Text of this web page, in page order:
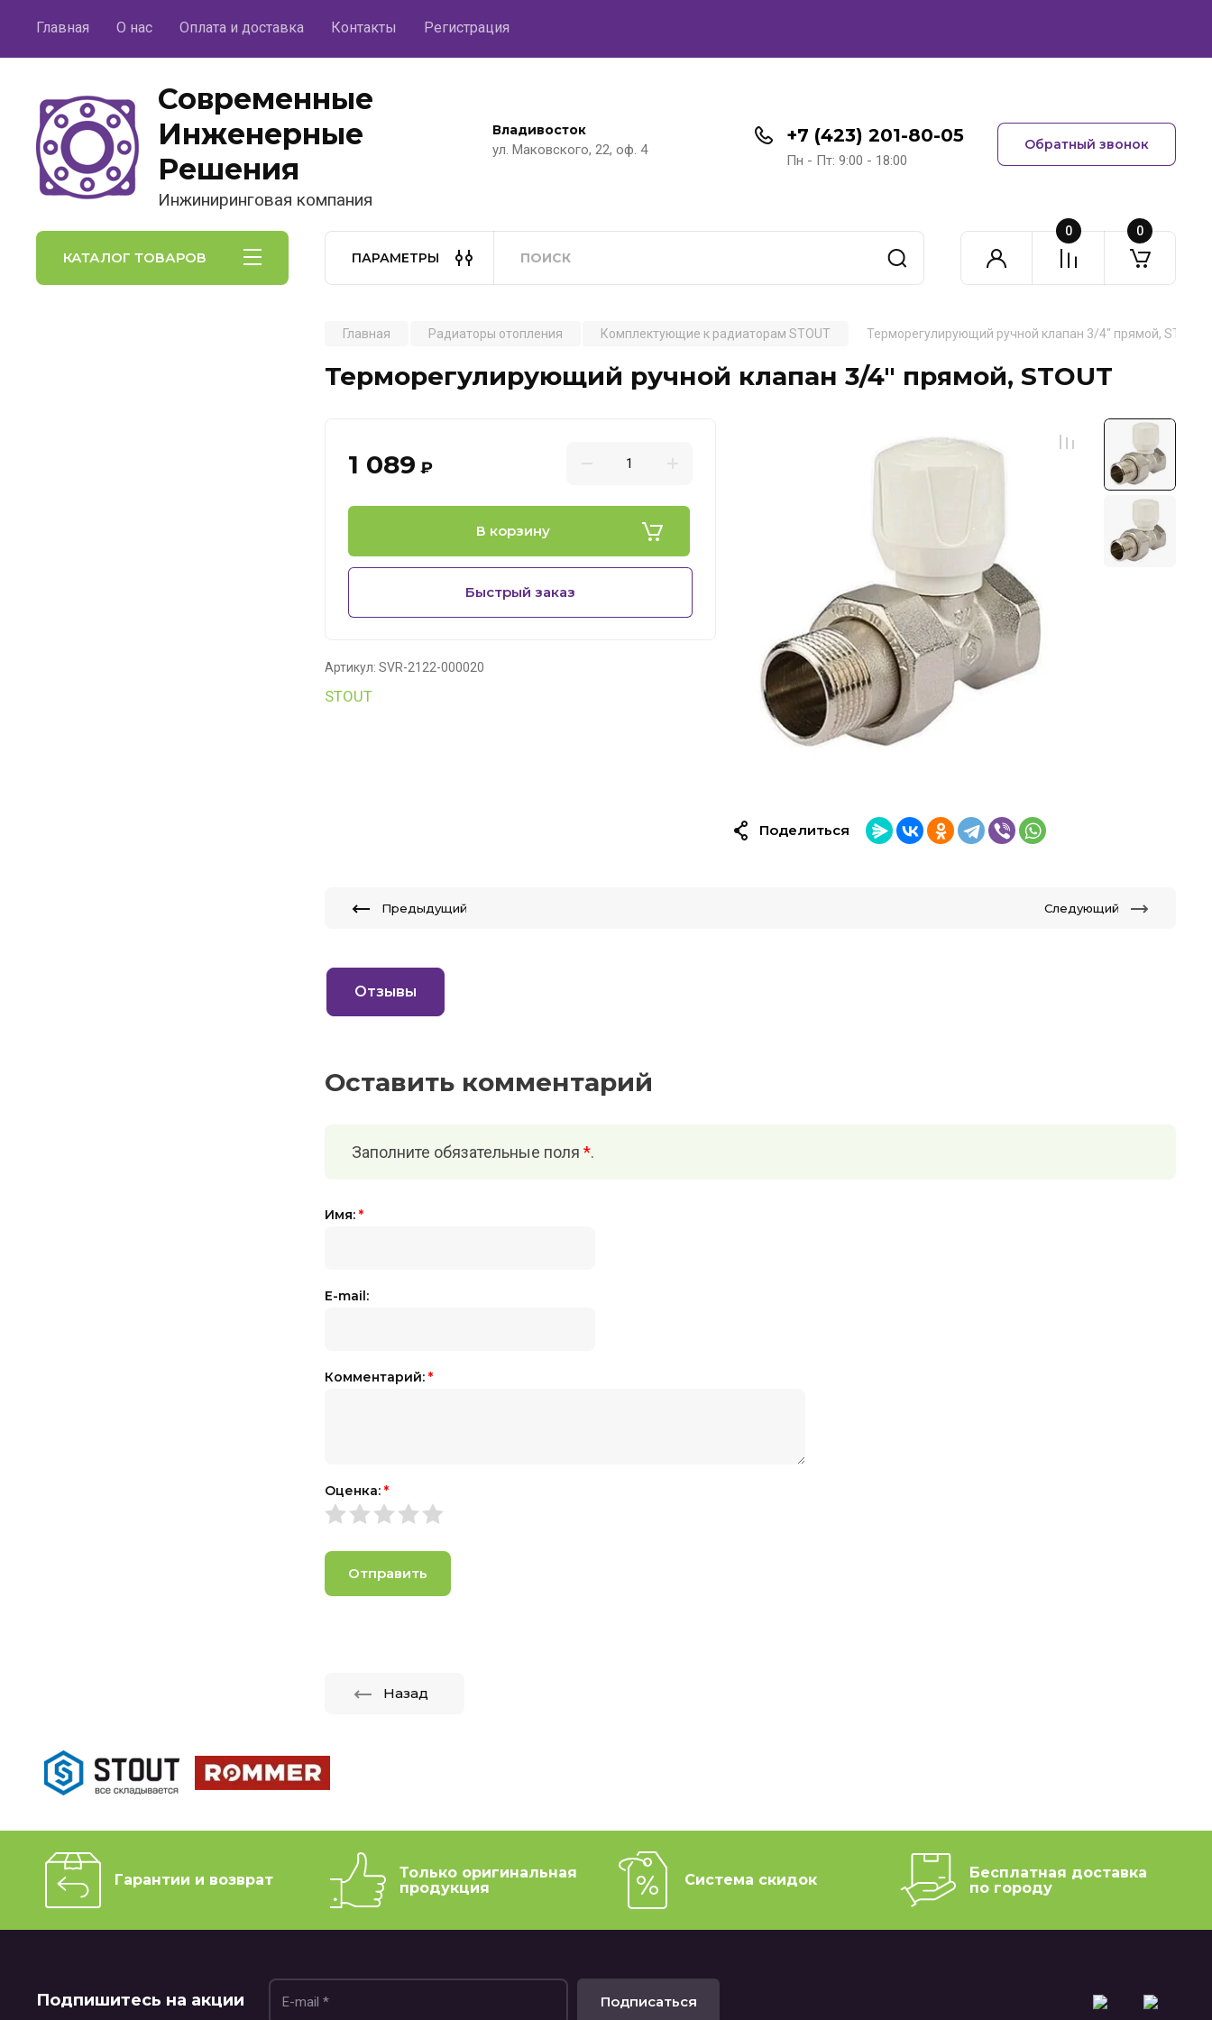
Главная О нас Оплата и доставка Контакты Регистрация
Современные
Инженерные
Решения
Инжиниринговая компания
Владивосток
ул. Маковского, 22, оф. 4
+7 (423) 201-80-05
Пн - Пт: 9:00 - 18:00
Обратный звонок
КАТАЛОГ ТОВАРОВ ПАРАМЕТРЫ
0 0
Главная Радиаторы отопления Комплектующие к радиаторам STOUT Терморегулирующий ручной клапан 3/4" прямой, STOUT
Терморегулирующий ручной клапан 3/4" прямой, STOUT
1 089 ₽
В корзину
Быстрый заказ
Артикул: SVR-2122-000020
STOUT
Поделиться
Предыдущий Следующий
Отзывы
Оставить комментарий
Заполните обязательные поля *.
Имя: *
E-mail:
Комментарий: *
Оценка: *
Отправить
Назад
Гарантии и возврат
Только оригинальная
продукция
Система скидок
Бесплатная доставка
по городу
Подпишитесь на акции Подписаться